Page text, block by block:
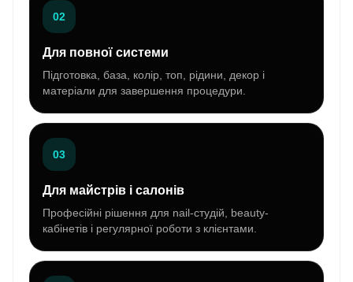
02
Для повної системи
Підготовка, база, колір, топ, рідини, декор і
матеріали для завершення процедури.
03
Для майстрів і салонів
Професійні рішення для nail-студій, beauty-
кабінетів і регулярної роботи з клієнтами.